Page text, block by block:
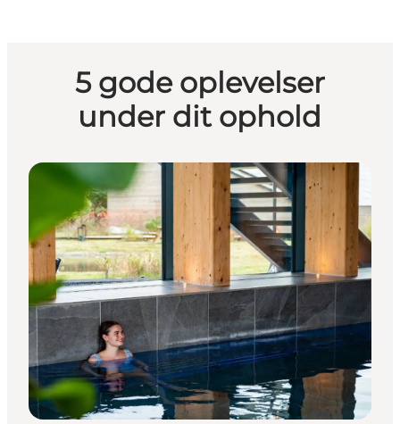
5 gode oplevelser
under dit ophold